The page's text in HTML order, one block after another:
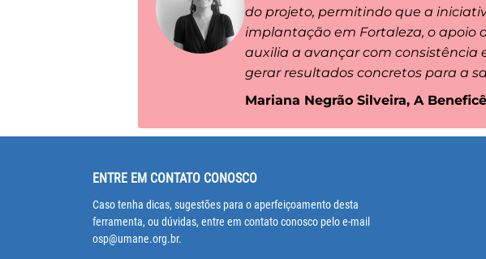
do projeto, permitindo que a
implantação em Fortaleza, o apoio
auxilia a avançar com consistência
gerar resultados concretos para a
Mariana Negrão Silveira, A
ENTRE EM CONTATO CONOSCO
Caso tenha dicas, sugestões para o aperfeiçoamento desta
ferramenta, ou dúvidas, entre em contato conosco pelo e-mail
osp@umane.org.br.